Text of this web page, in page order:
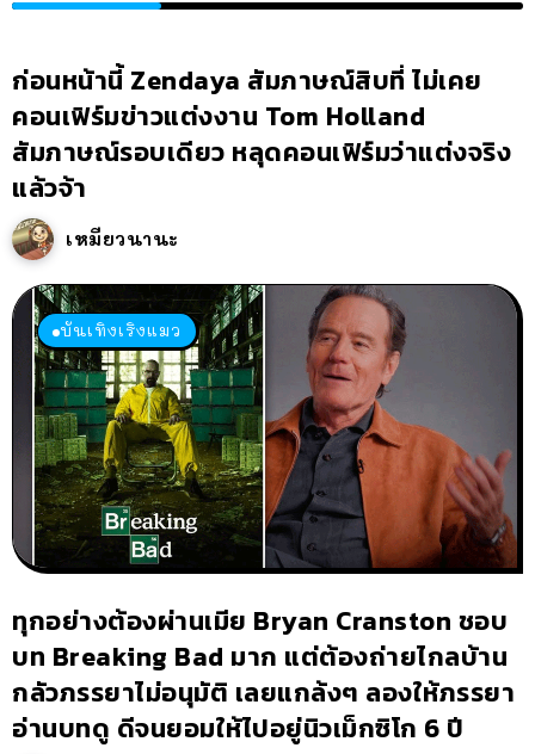
ก่อนหน้านี้ Zendaya สัมภาษณ์สิบที่ ไม่เคย
คอนเฟิร์มข่าวแต่งงาน Tom Holland
สัมภาษณ์รอบเดียว หลุดคอนเฟิร์มว่าแต่งจริง
แล้วจ้า
เหมียวนานะ
บันเทิงเริงแมว
ทุกอย่างต้องผ่านเมีย Bryan Cranston ชอบ
บท Breaking Bad มาก แต่ต้องถ่ายไกลบ้าน
กลัวภรรยาไม่อนุมัติ เลยแกล้งๆ ลองให้ภรรยา
อ่านบทดู ดีจนยอมให้ไปอยู่นิวเม็กซิโก 6 ปี